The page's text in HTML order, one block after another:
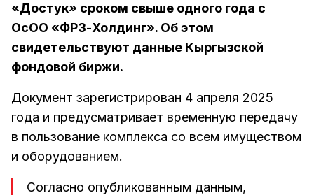
«Достук» сроком свыше одного года с
ОсОО «ФРЗ-Холдинг». Об этом
свидетельствуют данные Кыргызской
фондовой биржи.
Документ зарегистрирован 4 апреля 2025
года и предусматривает временную передачу
в пользование комплекса со всем имуществом
и оборудованием.
Согласно опубликованным данным,